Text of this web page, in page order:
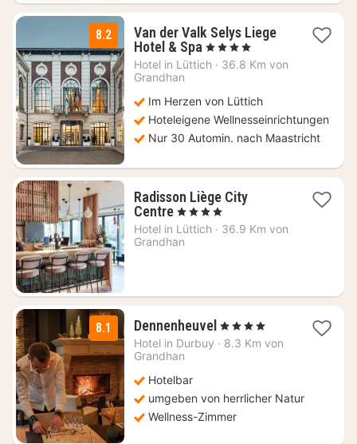
8.2
Van der Valk Selys Liege
Hotel & Spa 1
Nacht
€
, 4 Sterne
Hotel in Lüttich · 36.8 Km von
Grandhan
Im Herzen von Lüttich
Hoteleigene Wellnesseinrichtungen
Nur 30 Automin. nach Maastricht
Radisson Liège City
Centre1
Nacht
ab
, 4 Sterne
Hotel in Lüttich · 36.9 Km von
Grandhan
8.1 Dennenheuvel 2
Nächte
, 4 Sterne
Hotel in Durbuy · 8.3 Km von
Grandhan
Hotelbar
umgeben von herrlicher Natur
Wellness-Zimmer